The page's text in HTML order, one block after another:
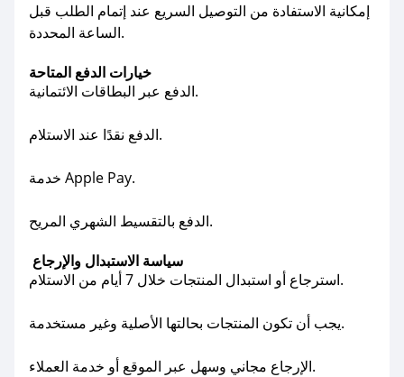
إمكانية الاستفادة من التوصيل السريع عند إتمام الطلب قبل
الساعة المحددة.
خيارات الدفع المتاحة
الدفع عبر البطاقات الائتمانية.
الدفع نقدًا عند الاستلام.
خدمة Apple Pay.
الدفع بالتقسيط الشهري المريح.
سياسة الاستبدال والإرجاع
استرجاع أو استبدال المنتجات خلال 7 أيام من الاستلام.
يجب أن تكون المنتجات بحالتها الأصلية وغير مستخدمة.
الإرجاع مجاني وسهل عبر الموقع أو خدمة العملاء.